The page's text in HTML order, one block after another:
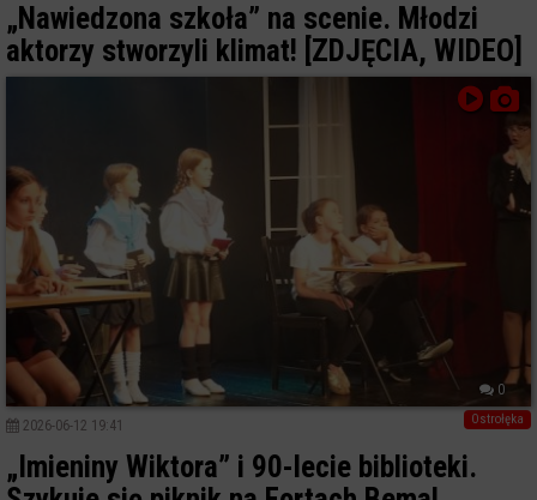
„Nawiedzona szkoła” na scenie. Młodzi
aktorzy stworzyli klimat! [ZDJĘCIA, WIDEO]
0
Ostrołęka
2026-06-12 19:41
„Imieniny Wiktora” i 90-lecie biblioteki.